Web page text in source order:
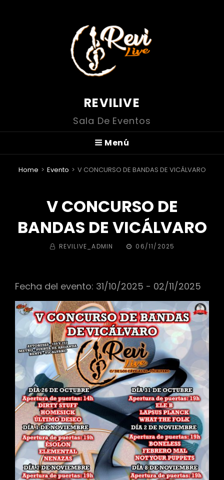
REVILIVE
Sala De Eventos
Menú
Home > Evento > V CONCURSO DE BANDAS DE VICÁLVARO
V CONCURSO DE
BANDAS DE VICÁLVARO
BY REVILIVE_ADMIN
PUBLICADA
06/11/2025
Fecha del evento: 31/10/2025 - 02/11/2025